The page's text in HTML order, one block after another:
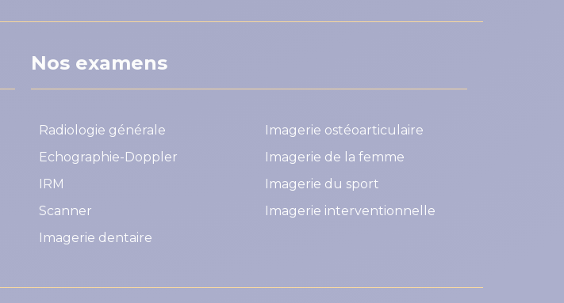
Nos examens
Radiologie générale
Echographie-Doppler
IRM
Scanner
Imagerie dentaire
Imagerie ostéoarticulaire
Imagerie de la femme
Imagerie du sport
Imagerie interventionnelle